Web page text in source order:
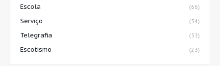
Escola (66)
Serviço (34)
Telegrafia (33)
Escotismo (23)